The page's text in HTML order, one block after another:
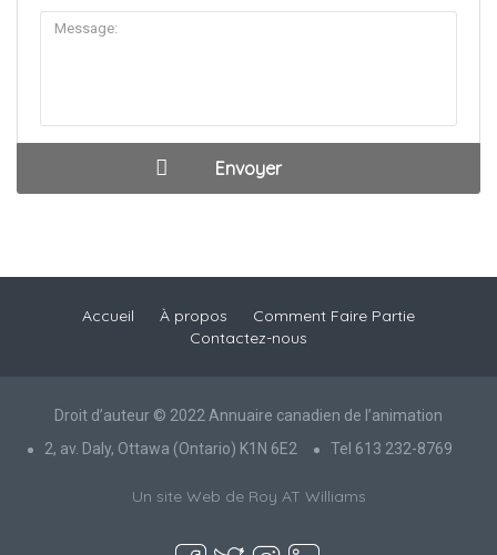
Accueil À propos
Comment Faire Partie
Contactez-nous
Droit d’auteur © 2022 Annuaire canadien de l’animation
2, av. Daly, Ottawa (Ontario) K1N 6E2
Tel 613 232-8769
Un site Web de Roy AT Williams